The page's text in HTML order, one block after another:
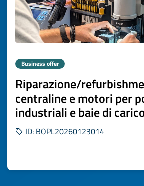
Business offer
Riparazione/
centraline e motori per
industriali e baie di
ID: BOPL20260123014